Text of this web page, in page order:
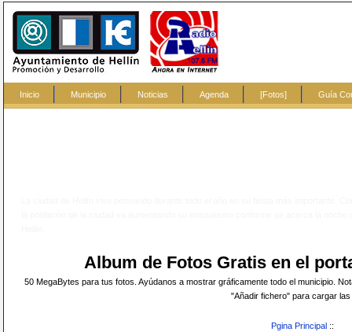
Inicio Municipio Noticias Agenda [Fotos] Guía
Album de Fotos Gratis en el
50 MegaBytes para tus fotos. Ayúdanos a mostrar gráficamente todo el municipio.
"Añadir fichero" para cargar
Pgina Principal ::